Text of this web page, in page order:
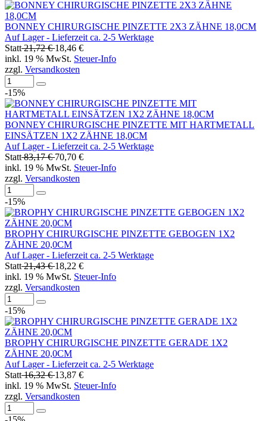
BONNEY CHIRURGISCHE PINZETTE 2X3 ZÄHNE 18,0CM
Auf Lager - Lieferzeit ca. 2-5 Werktage
Statt21,72 €18,46 €
inkl. 19 % MwSt. Steuer-Info
zzgl. Versandkosten
-15%
BONNEY CHIRURGISCHE PINZETTE MIT HARTMETALL
EINSÄTZEN 1X2 ZÄHNE 18,0CM
Auf Lager - Lieferzeit ca. 2-5 Werktage
Statt83,17 €70,70 €
inkl. 19 % MwSt. Steuer-Info
zzgl. Versandkosten
-15%
BROPHY CHIRURGISCHE PINZETTE GEBOGEN 1X2
ZÄHNE 20,0CM
Auf Lager - Lieferzeit ca. 2-5 Werktage
Statt21,43 €18,22 €
inkl. 19 % MwSt. Steuer-Info
zzgl. Versandkosten
-15%
BROPHY CHIRURGISCHE PINZETTE GERADE 1X2
ZÄHNE 20,0CM
Auf Lager - Lieferzeit ca. 2-5 Werktage
Statt16,32 €13,87 €
inkl. 19 % MwSt. Steuer-Info
zzgl. Versandkosten